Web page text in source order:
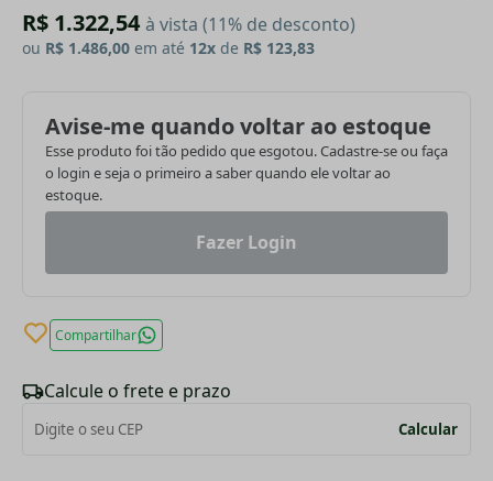
R$ 1.322,54 à vista (11% de desconto)
ou R$ 1.486,00 em até 12x de R$ 123,83
Avise-me quando voltar ao estoque
Esse produto foi tão pedido que esgotou. Cadastre-se ou faça
o login e seja o primeiro a saber quando ele voltar ao
estoque.
Fazer Login
Compartilhar
Calcule o frete e prazo
Calcular